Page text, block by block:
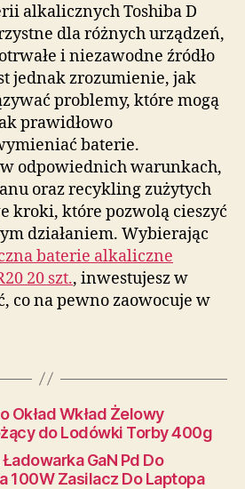
alkalicznych Toshiba D
dla różnych urządzeń,
i niezawodne źródło
jednak zrozumienie, jak
problemy, które mogą
prawidłowo
baterie.
odpowiednich warunkach,
oraz recykling zużytych
kroki, które pozwolą cieszyć
działaniem. Wybierając
baterie alkaliczne
20 szt., inwestujesz w
co na pewno zaowocuje w
Okład Wkład Żelowy
do Lodówki Torby 400g
GaN Pd Do
100W Zasilacz Do Laptopa